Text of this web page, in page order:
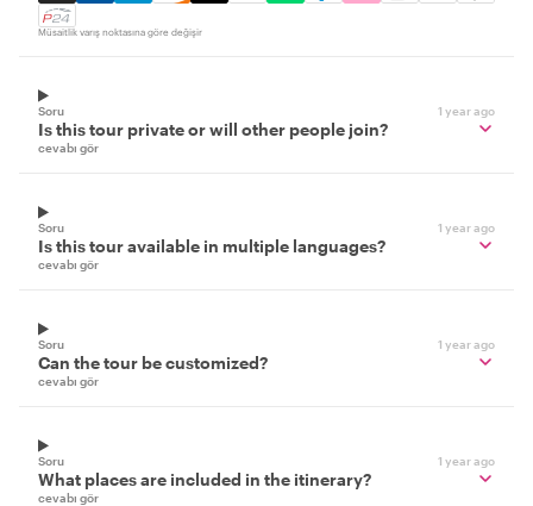
Müsaitlik varış noktasına göre değişir
Soru 1 year ago
Is this tour private or will other people join?
cevabı gör
Soru 1 year ago
Is this tour available in multiple languages?
cevabı gör
Soru 1 year ago
Can the tour be customized?
cevabı gör
Soru 1 year ago
What places are included in the itinerary?
cevabı gör